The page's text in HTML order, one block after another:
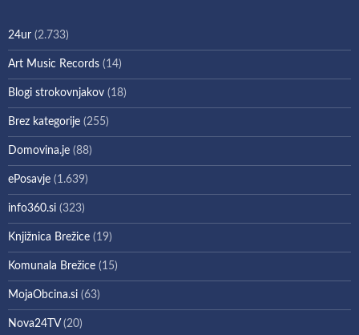
24ur (2.733)
Art Music Records (14)
Blogi strokovnjakov (18)
Brez kategorije (255)
Domovina.je (88)
ePosavje (1.639)
info360.si (323)
Knjižnica Brežice (19)
Komunala Brežice (15)
MojaObcina.si (63)
Nova24TV(20)